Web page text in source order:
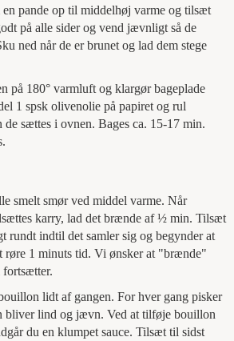
en pande op til middelhøj varme og tilsæt
på alle sider og vend jævnligt så de
ned når de er brunet og lad dem stege
på 180° varmluft og klargør bageplade
1 spsk olivenolie på papiret og rul
sættes i ovnen. Bages ca. 15-17 min.
smelt smør ved middel varme. Når
karry, lad det brænde af ½ min. Tilsæt
rundt indtil det samler sig og begynder at
røre 1 minuts tid. Vi ønsker at "brænde"
fortsætter.
lidt af gangen. For hver gang pisker
bliver lind og jævn. Ved at tilføje bouillon
du en klumpet sauce. Tilsæt til sidst